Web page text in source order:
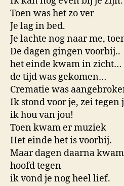
Toen was het zo ver
Je lag in bed.
Je lachte nog naar me,
De dagen gingen voorbij..
het einde kwam in zicht…
de tijd was gekomen…
Crematie was
Ik stond voor je, zei tegen
ik hou van jou!
Toen kwam er muziek
Het einde het is voorbij.
Maar dagen daarna
hoofd tegen
ik vond je nog heel lief.